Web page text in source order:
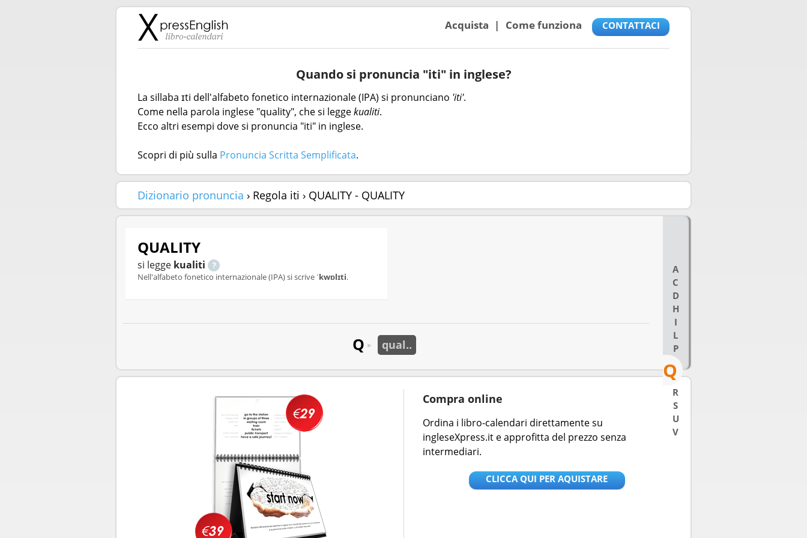
Acquista Come funziona CONTATTACI
Quando si pronuncia "iti" in inglese?
La sillaba ɪti dell'alfabeto fonetico internazionale (IPA) si pronunciano 'iti'.
Come nella parola inglese "quality", che si leggekualiti.
Ecco altri esempi dove si pronuncia "iti" in inglese.
Scopri di più sulla Pronuncia Scritta Semplificata.
Dizionario pronuncia › Regola iti › QUALITY - QUALITY
A
C
D
H
I
L
P
Q
R
S
U
V
QUALITY
si legge kualiti
Nell'alfabeto fonetico internazionale (IPA) si scrive ˈkwɒlɪti.
Q ► qual..
Compra online
Ordina i libro-calendari direttamente su
ingleseXpress.it e approfitta del prezzo senza
intermediari.
CLICCA QUI PER AQUISTARE